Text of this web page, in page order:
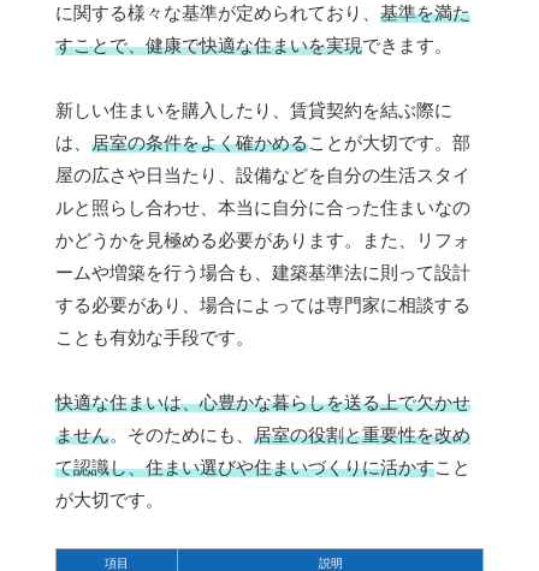
に関する様々な基準が定められており、 基準を満た
すことで、健康で快適な住まいを実現できます。
新しい住まいを購入したり、賃貸契約を結ぶ際に
は、 居室の条件をよく確かめることが大切です。部
屋の広さや日当たり、設備などを自分の生活スタイ
ルと照らし合わせ、本当に自分に合った住まいなの
かどうかを見極める必要があります。また、リフォ
ームや増築を行う場合も、建築基準法に則って設計
する必要があり、場合によっては専門家に相談する
ことも有効な手段です。
快適な住まいは、心豊かな暮らしを送る上で欠かせ
ません。そのためにも、 居室の役割と重要性を改め
て認識し、住まい選びや住まいづくりに活かすこと
が大切です。
項目 説明